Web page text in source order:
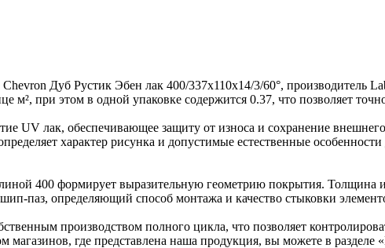
Дуб Рустик Эбен лак 400/337х110х14/3/60°, производитель
м², при этом в одной упаковке содержится 0.37, что позволяет
UV лак, обеспечивающее защиту от износа и сохранение
характер рисунка и допустимые естественные
400 формирует выразительную геометрию покрытия. Толщина
паз, определяющий способ монтажа и качество стыковки
производством полного цикла, что позволяет
магазинов, где представлена наша продукция, вы можете в разделе